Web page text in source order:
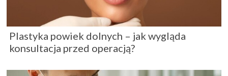
Plastyka powiek dolnych – jak wygląda
konsultacja przed operacją?